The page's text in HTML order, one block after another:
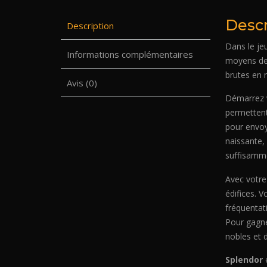
Description
Informations complémentaires
Avis (0)
Dans le
moyens
brutes en
Démarrez
pour
Avec
édifices.
Pour
nobles et
Splendor